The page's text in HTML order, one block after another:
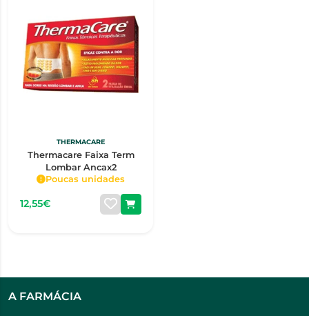
THERMACARE
Thermacare Faixa Term
Lombar Ancax2
Poucas unidades
12,55€
A FARMÁCIA